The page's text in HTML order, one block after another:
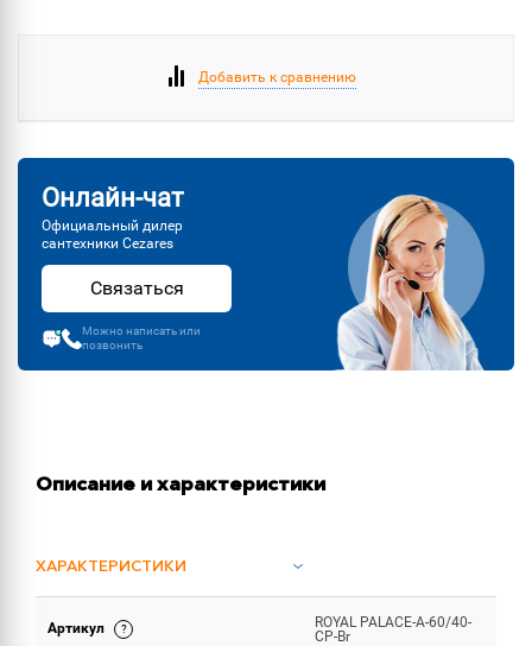
Добавить к сравнению
Онлайн-чат
Официальный дилер
сантехники Cezares
Связаться
Можно написать или
позвонить
Описание и характеристики
ХАРАКТЕРИСТИКИ
ОБЪЕМ ПОСТАВКИ
Артикул
ROYAL PALACE-A-60/40-
CP-Br